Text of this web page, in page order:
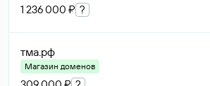
1 236 000 ₽ ?
тма.рф
Магазин доменов